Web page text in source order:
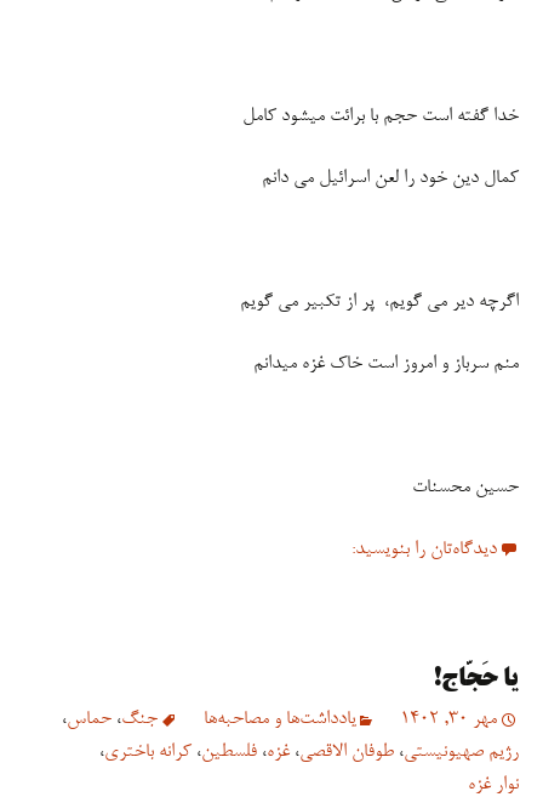
خدا گفته است حجم با برائت میشود کامل
کمال دین خود را لعن اسرائیل می دانم
اگرچه دیر می گویم، پر از تکبیر می گویم
منم سرباز و امروز است خاک غزه میدانم
حسین محسنات
دیدگاه‌تان را بنویسید:
یا حَجّاج!
مهر 30, 1402 یادداشت‌ها و مصاحبه‌ها جنگ، حماس،
رژیم صهیونیستی، طوفان الاقصی، غزه، فلسطین، کرانه باختری،
نوار غزه